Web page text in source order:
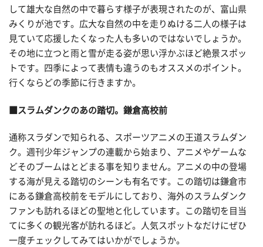
して雄大な自然の中で暮らす様子が表現されたのが、富山県
みくりが池です。広大な自然の中を走りぬける二人の様子は
見ていて応援したくなった人も多いのではないでしょうか。
その地に立つと雨と雪が走る姿が思い浮かぶほど絶景スポッ
トです。四季によって表情も違うのもオススメのポイント。
行くならどの季節に行きますか。
■スラムダンクのあの踏切。鎌倉高校前
通称スラダンで知られる、スポーツアニメの王道スラムダン
ク。週刊少年ジャンプの連載から始まり、アニメやゲームな
どそのブームはとどまる事を知りません。アニメの中の登場
する海が見える踏切のシーンも有名です。この踏切は鎌倉市
にある鎌倉高校前をモデルにしており、海外のスラムダンク
ファンも訪れるほどの聖地と化しています。この踏切を目当
てに多くの観光客が訪れるほど。人気スポットなだけにぜひ
一度チェックしてみてはいかがでしょうか。